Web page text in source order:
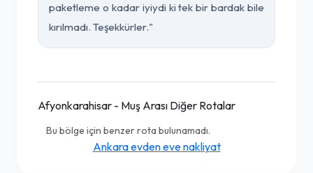
paketleme o kadar iyiydi ki tek bir bardak bile
kırılmadı. Teşekkürler."
Afyonkarahisar - Muş Arası Diğer Rotalar
Bu bölge için benzer rota bulunamadı.
Ankara evden eve nakliyat